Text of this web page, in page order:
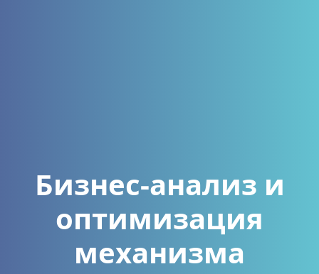
Бизнес-анализ и
оптимизация
механизма